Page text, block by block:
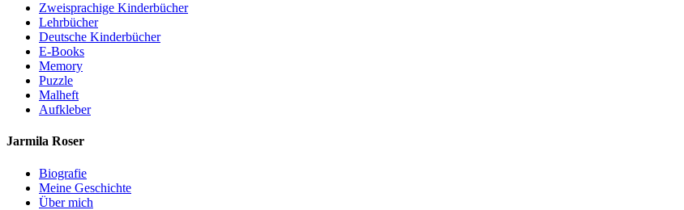
Zweisprachige Kinderbücher
Lehrbücher
Deutsche Kinderbücher
E-Books
Memory
Puzzle
Malheft
Aufkleber
Jarmila Roser
Biografie
Meine Geschichte
Über mich